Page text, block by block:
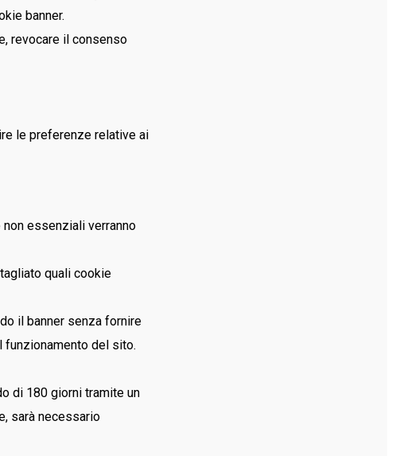
banner.
revocare il consenso
le preferenze relative ai
essenziali verranno
quali cookie
il banner senza fornire
funzionamento del sito.
di 180 giorni tramite un
sarà necessario